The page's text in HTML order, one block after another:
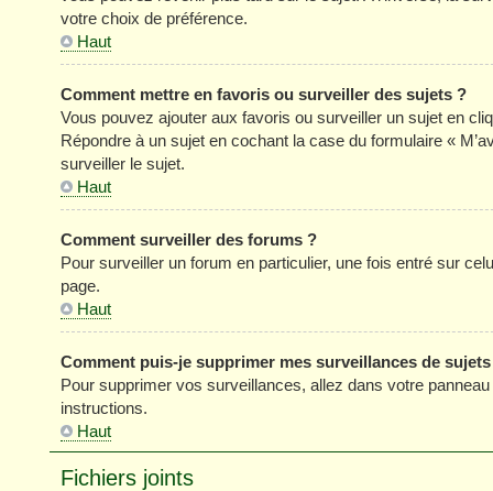
votre choix de préférence.
Haut
Comment mettre en favoris ou surveiller des sujets ?
Vous pouvez ajouter aux favoris ou surveiller un sujet en
Répondre à un sujet en cochant la case du formulaire «
surveiller le sujet.
Haut
Comment surveiller des forums ?
Pour surveiller un forum en particulier, une fois entré sur
page.
Haut
Comment puis-je supprimer mes surveillances de
Pour supprimer vos surveillances, allez dans votre
instructions.
Haut
Fichiers joints